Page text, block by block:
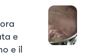
e
e il